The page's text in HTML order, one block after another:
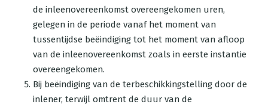
de inleenovereenkomst overeengekomen uren,
gelegen in de periode vanaf het moment van
tussentijdse beëindiging tot het moment van afloop
van de inleenovereenkomst zoals in eerste instantie
overeengekomen.
Bij beëindiging van de terbeschikkingstelling door de
inlener, terwijl omtrent de duur van de